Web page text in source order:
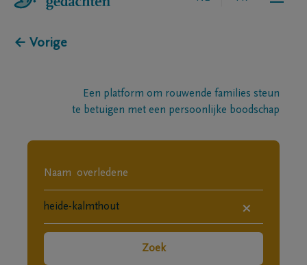
← Vorige
Een platform om rouwende families steun
te betuigen met een persoonlijke boodschap
×
Zoek